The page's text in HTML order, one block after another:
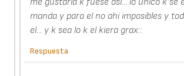
manda y para el no ahi imposibles y
el... y k sea lo k el kiera grax::
Respuesta